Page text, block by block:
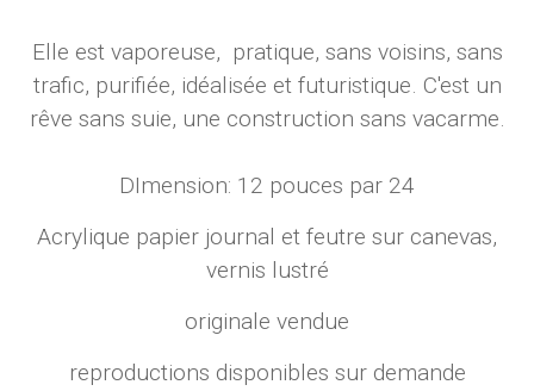
Elle est vaporeuse, pratique, sans voisins, sans
trafic, purifiée, idéalisée et futuristique. C'est un
rêve sans suie, une construction sans vacarme.
DImension: 12 pouces par 24
Acrylique papier journal et feutre sur canevas,
vernis lustré
originale vendue
reproductions disponibles sur demande